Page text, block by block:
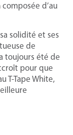
d’au
solidité et ses
de
toujours été de
pour que
T-Tape White,